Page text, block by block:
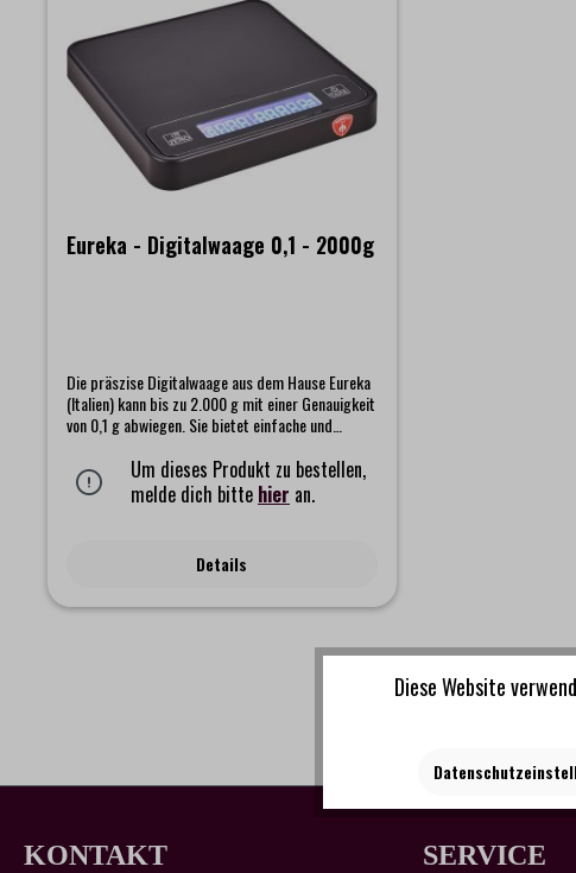
Eureka - Digitalwaage 0,1 - 2000g
Die präszise Digitalwaage aus dem Hause Eureka
(Italien) kann bis zu 2.000 g mit einer Genauigkeit
von 0,1 g abwiegen. Sie bietet einfache und
einfach zu bedienen. Eine stabile Metallbasis
sorgt für eine bessere Genauigkeit und robustere
Nutzung.Abmaße: L 105 x B 105 x H 16 mm
Um dieses Produkt zu bestellen,
melde dich bitte hier an.
Details
KONTAKT
SERVICE
Diese Website